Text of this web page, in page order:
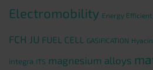
Electromobility Energy
FCH JU FUEL CELL GASIFICATION
integra ITS magnesium alloys